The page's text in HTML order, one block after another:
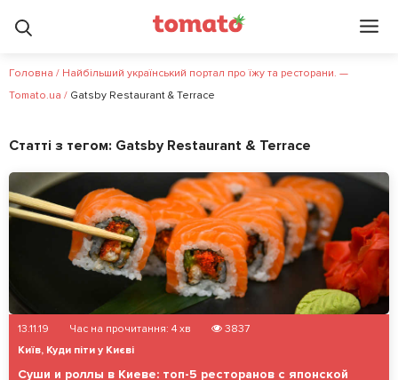
Головна / Найбільший український портал про їжу та ресторани. —
Tomato.ua / Gatsby Restaurant & Terrace
Статті з тегом: Gatsby Restaurant & Terrace
13.11.19 Час на прочитання: 4 хв
3837
Київ, Куди піти у Києві
Суши и роллы в Киеве: топ-5 ресторанов с японской